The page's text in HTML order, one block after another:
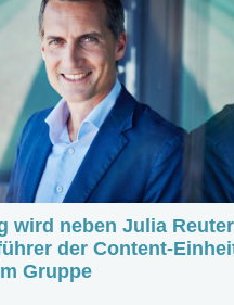
wird neben Julia Reuter
der Content-
Gruppe